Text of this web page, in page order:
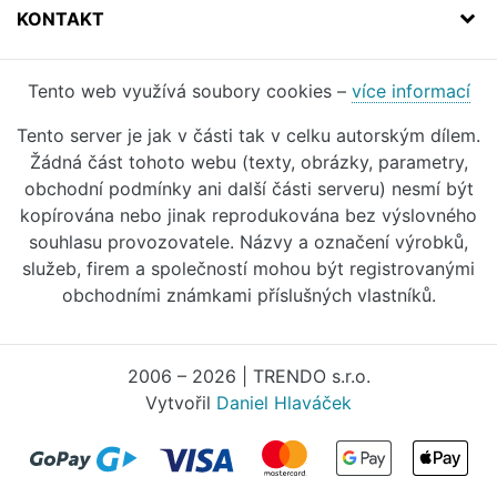
KONTAKT
Tento web využívá soubory cookies – více informací
Tento server je jak v části tak v celku autorským dílem.
Žádná část tohoto webu (texty, obrázky, parametry,
obchodní podmínky ani další části serveru) nesmí být
kopírována nebo jinak reprodukována bez výslovného
souhlasu provozovatele. Názvy a označení výrobků,
služeb, firem a společností mohou být registrovanými
obchodními známkami příslušných vlastníků.
2006 – 2026 | TRENDO s.r.o.
Vytvořil Daniel Hlaváček